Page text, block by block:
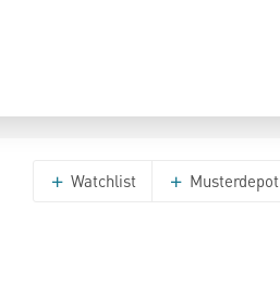
Watchlist Musterdepot